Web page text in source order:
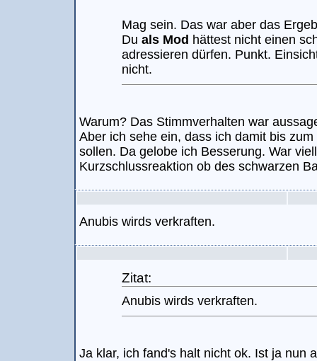
Mag sein. Das war aber das
Du als Mod hättest nicht einen
adressieren dürfen. Punkt.
nicht.
Warum? Das Stimmverhalten war
Aber ich sehe ein, dass ich damit bis
sollen. Da gelobe ich Besserung. War
Kurzschlussreaktion ob des schwarzen
Anubis wirds verkraften.
Zitat:
Anubis wirds verkraften.
Ja klar, ich fand's halt nicht ok. Ist ja nun